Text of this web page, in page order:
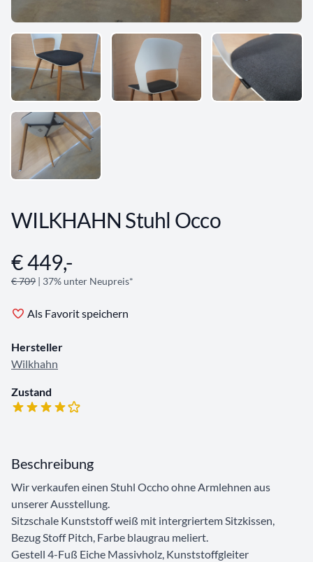
WILKHAHN Stuhl Occo
Angebotsinformationen
€ 449,-
€ 709 | 37% unter Neupreis*
Als Favorit speichern
Hersteller
Wilkhahn
Zustand
Beschreibung
Wir verkaufen einen Stuhl Occho ohne Armlehnen aus
unserer Ausstellung.
Sitzschale Kunststoff weiß mit intergriertem Sitzkissen,
Bezug Stoff Pitch, Farbe blaugrau meliert.
Gestell 4-Fuß Eiche Massivholz, Kunststoffgleiter